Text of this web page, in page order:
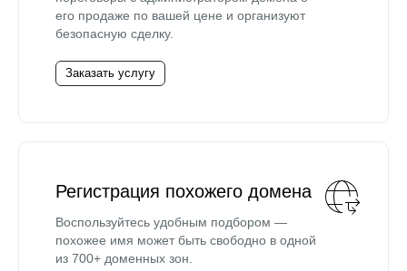
его продаже по вашей цене и организуют
безопасную сделку.
Заказать услугу
Регистрация похожего домена
Воспользуйтесь удобным подбором —
похожее имя может быть свободно в одной
из 700+ доменных зон.